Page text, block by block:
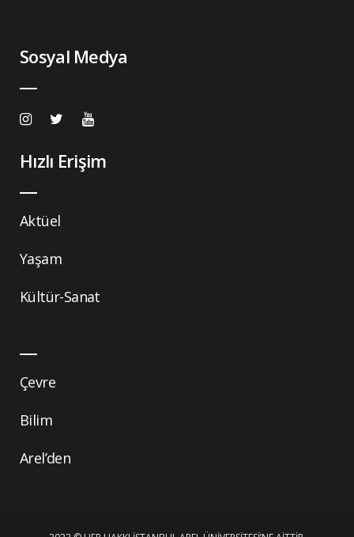
Sosyal Medya
Hızlı Erişim
Aktüel
Yaşam
Kültür-Sanat
Çevre
Bilim
Arel’den